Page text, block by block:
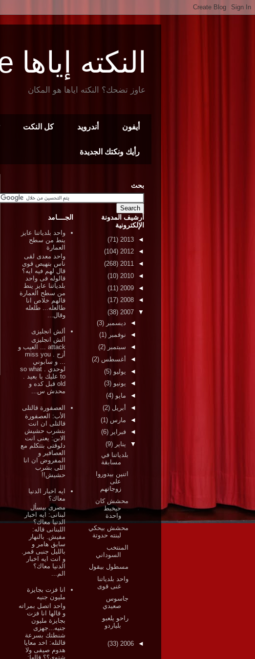
النكته إياها That Joke
عاوز تضحك؟ النكته اياها هو المكان
أيفون أندرويد كل النكت
رأيك ونكتك الجديدة
بحث
أرشيف المدونة
الإلكترونية
◄
2013
(71)
◄
2012
(104)
◄
2011
(268)
◄
2010
(10)
◄
2009
(11)
◄
2008
(17)
▼
2007
(38)
◄ ديسمبر (3)
◄ نوفمبر (1)
◄ سبتمبر (2)
◄
أغسطس (2)
◄ يوليو (5)
◄ يونيو (3)
◄ مايو (4)
◄
أبريل (2)
◄ مارس (1)
◄ فبراير (6)
▼ يناير (9)
بلدياتنا في
مسابقة
اتنين بيدوروا
على
زوجاتهم
محشش كان
حيخبط
واحدة
محشش بيحكي
لبنته حدوتة
المنتخب
السوداني
مسطول بيقول
واحد بلدياتنا
غنى قوى
جاسوس
صعيدي
راحو يلعبو
بلياردو
◄
2006
(33)
الجــــامد
واحد بلدياتنا عايز
ينط من سطح
العمارة
واحد معدى لقى
ناس بتهيص قوى
قال لهم فيه ايه؟
قالوله فى واحد
بلدياتنا عايز ينط
من سطح العمارة
قالهم خلاص انا
طالعله... طلعله
وقال...
ألش انجليزى
ألش انجليزى
attack ... العيب و
أزح . miss you
... و سابوني
لوحدي . so what
to عليك يا بعيد .
old قبل كده و
محدش س...
العصفورة قالتلى
الأب: العصفورة
قالتلى ان انت
بتشرب حشيش
الابن: يعنى انت
دلوقتى بتتكلم مع
العصافير و
المفروض ان انا
اللى بشرب
حشيش!!
ايه اخبار الدنيا
معاك؟
مصرى بيسأل
لبنانى: ايه اخبار
الدنيا معاك؟
اللبنانى قاله:
مفيش. بالنهار
سايق هامر و
بالليل جنبى قمر.
و انت ايه اخبار
الدنيا معاك؟
الم...
انا فزت بجايزة
مليون جنيه
واحد اتصل بمراته
و قالها انا فزت
بجايزة مليون
جنيه...جهزى
شنطتك بسرعة
قالتله: اخد معايا
هدوم صيفى ولا
شتوى؟؟ قالها: